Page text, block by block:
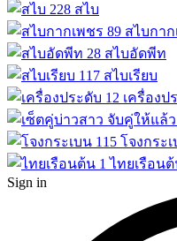
228 สไบ
89 สไบกาก
28 สไบอัดพีท
117 สไบเรียบ
12 เครื่องป
115 โจงกระ
1 ไทยเรือน
Sign in